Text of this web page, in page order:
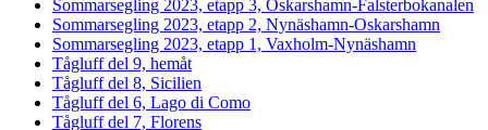
Sommarsegling 2023, etapp 3, Oskarshamn-Falsterbokanalen
Sommarsegling 2023, etapp 2, Nynäshamn-Oskarshamn
Sommarsegling 2023, etapp 1, Vaxholm-Nynäshamn
Tågluff del 9, hemåt
Tågluff del 8, Sicilien
Tågluff del 6, Lago di Como
Tågluff del 7, Florens